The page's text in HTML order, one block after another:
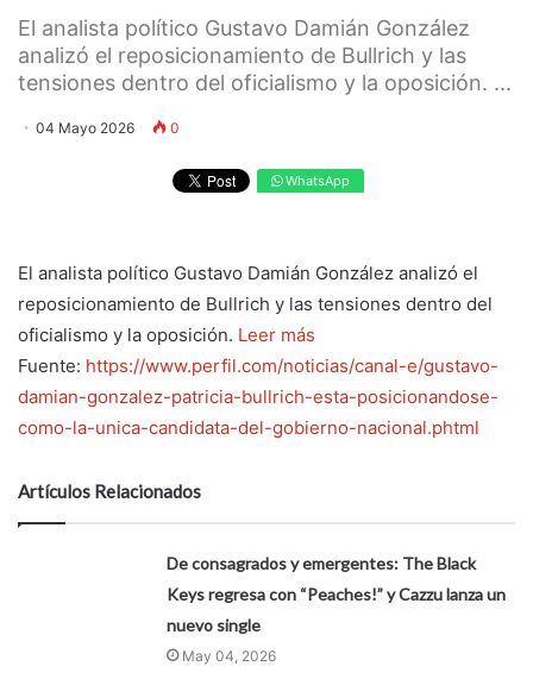
El analista político Gustavo Damián González
analizó el reposicionamiento de Bullrich y las
tensiones dentro del oficialismo y la oposición. ...
04 Mayo 2026 0
WhatsApp
El analista político Gustavo Damián González analizó el
reposicionamiento de Bullrich y las tensiones dentro del
oficialismo y la oposición. Leer más
Fuente: https://www.perfil.com/noticias/canal-e/gustavo-
damian-gonzalez-patricia-bullrich-esta-posicionandose-
como-la-unica-candidata-del-gobierno-nacional.phtml
Artículos Relacionados
De consagrados y emergentes: The Black
Keys regresa con “Peaches!” y Cazzu lanza un
nuevo single
May 04, 2026